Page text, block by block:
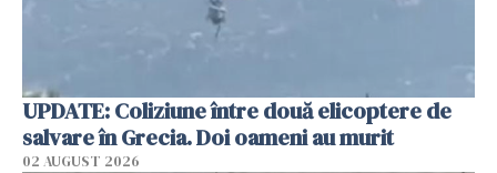
UPDATE: Coliziune între două elicoptere de
salvare în Grecia. Doi oameni au murit
02 AUGUST 2026